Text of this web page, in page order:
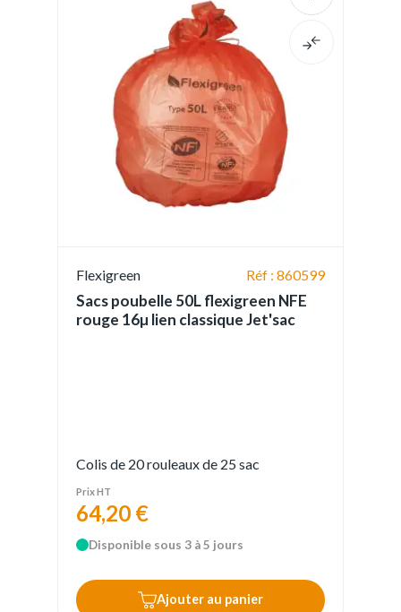
Flexigreen Réf : 860599
Sacs poubelle 50L flexigreen NFE
rouge 16µ lien classique Jet'sac
Colis de 20 rouleaux de 25 sac
Prix HT
64,20 €
Disponible sous 3 à 5 jours
Ajouter au panier